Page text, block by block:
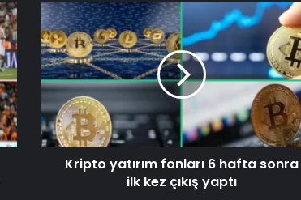
Kripto yatırım fonları 6 hafta sonra
ilk kez çıkış yaptı